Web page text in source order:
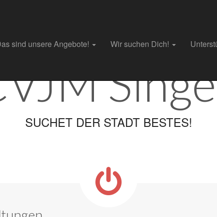
sind unsere Angebote! Wir suchen Dich!
SUCHET DER STADT BESTES!